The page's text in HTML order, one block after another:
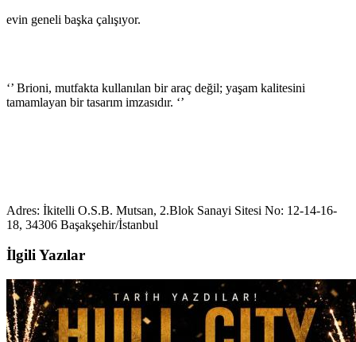
evin geneli başka çalışıyor.
‘’ Brioni, mutfakta kullanılan bir araç değil; yaşam kalitesini
tamamlayan bir tasarım imzasıdır. ‘’
Adres: İkitelli O.S.B. Mutsan, 2.Blok Sanayi Sitesi No: 12-14-16-
18, 34306 Başakşehir/İstanbul
İlgili Yazılar